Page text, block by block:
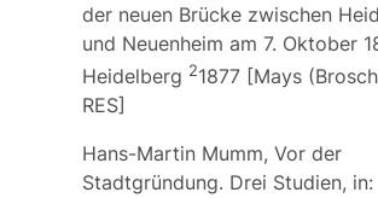
der neuen Brücke zwischen
und Neuenheim am 7. Oktober
Heidelberg 21877 [Mays
RES]
Hans-Martin Mumm, Vor der
Stadtgründung. Drei Studien, in: